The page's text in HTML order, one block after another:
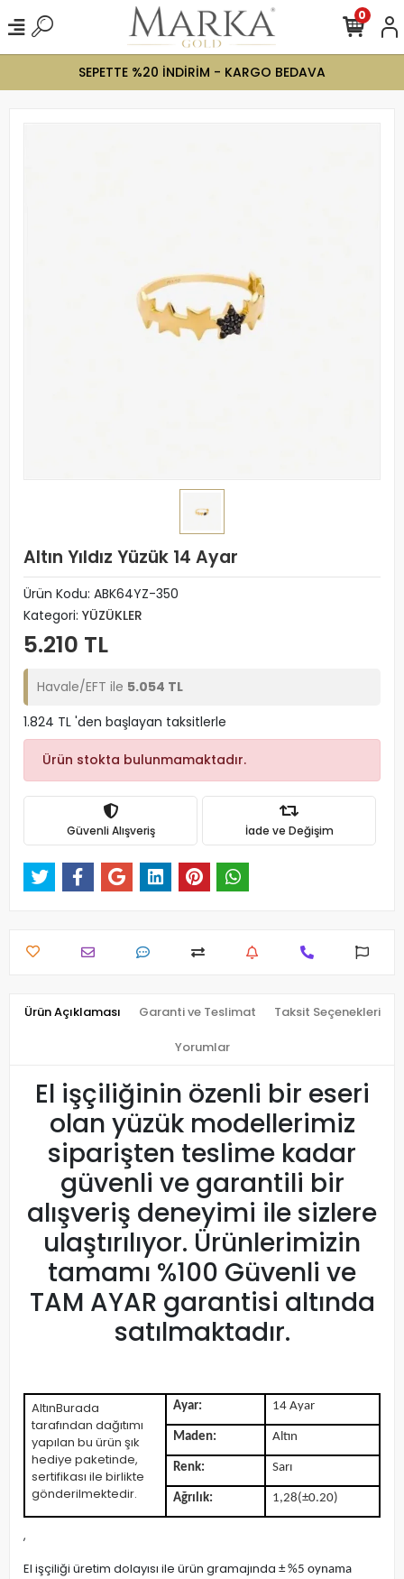
SEPETTE %20 İNDİRİM - KARGO BEDAVA
0
Altın Yıldız Yüzük 14 Ayar
Ürün Kodu: ABK64YZ-350
Kategori: YÜZÜKLER
5.210 TL
Havale/EFT ile 5.054 TL
1.824 TL 'den başlayan taksitlerle
Ürün stokta bulunmamaktadır.
Güvenli Alışveriş İade ve Değişim
Ürün Açıklaması Garanti ve Teslimat Taksit Seçenekleri
Yorumlar
El işçiliğinin özenli bir eseri
olan yüzük modellerimiz
siparişten teslime kadar
güvenli ve garantili bir
alışveriş deneyimi ile sizlere
ulaştırılıyor. Ürünlerimizin
tamamı %100 Güvenli ve
TAM AYAR garantisi altında
satılmaktadır.
AltınBurada
tarafından dağıtımı
yapılan bu ürün şık
hediye paketinde,
sertifikası ile birlikte
gönderilmektedir.
Ayar: 14 Ayar
Maden: Altın
Renk: Sarı
Ağrılık: 1,28(±0.20)
,
El işçiliği üretim dolayısı ile ürün gramajında ± %5 oynama